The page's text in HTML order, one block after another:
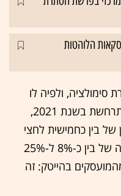
הלוהטות
ולפיה לו
העלייה המשוערת בסיכון הייתה מתרחשת בשנת 2021,
של בין כחמישית לחצי
מצמיחת התוצר לאותה שנה, וירידה של בין כ-8% ל-25%
בהייטק: זה